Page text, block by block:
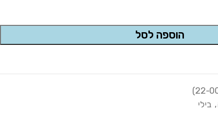
הוספה לסל
, בילי